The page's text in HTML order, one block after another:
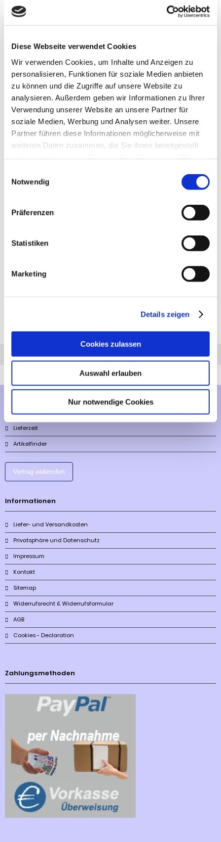
Diese Webseite verwendet Cookies
Wir verwenden Cookies, um Inhalte und Anzeigen zu
personalisieren, Funktionen für soziale Medien anbieten
zu können und die Zugriffe auf unsere Website zu
analysieren. Außerdem geben wir Informationen zu Ihrer
Verwendung unserer Website an unsere Partner für
soziale Medien, Werbung und Analysen weiter. Unsere
Partner führen diese Informationen möglicherweise mit
weiteren Daten zusammen, die Sie ihnen bereitgestellt
Notwendig
Präferenzen
Statistiken
Marketing
Details zeigen
Cookies zulassen
Auswahl erlauben
Nur notwendige Cookies
IN DEN WARENKORB
PRODUKTBESCHREIBUNG
Anhängerkupplung für Renault Talisman: Anhängerkupplung
vertikal abnehmbar, abschließbar, ähnlich Abbildung.
Befestigungsteile, Kupplungskugel, Schraubensatz, Nachrüsten
Montageanleitung u. Gutachten. Hinweis: Bei dieser AHK kein
Anhängerkupplung für den Renault Talisman rufen Sie uns gern
an.
Stützlast: 100 kg
Diesen Artikel haben wir am 14.12.2023 in unseren Katalog aufgenommen.
Anfrage Anrufen AHK-Finder
Lieferzeit
Artikelfinder
Vertrag widerrufen
Informationen
Liefer- und Versandkosten
Privatsphäre und Datenschutz
Impressum
Kontakt
Sitemap
Widerrufsrecht & Widerrufsformular
AGB
Cookies - Declaration
Zahlungsmethoden